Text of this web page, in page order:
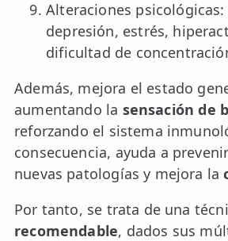
Alteraciones psicológicas:
depresión, estrés,
dificultad de
Además, mejora el estado
aumentando la sensación de
reforzando el sistema
consecuencia, ayuda a
nuevas patologías y mejora la
Por tanto, se trata de una
recomendable, dados sus